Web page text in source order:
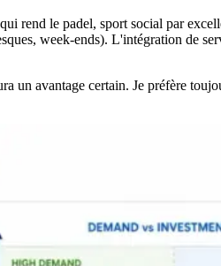
rend le padel, sport social par
week-ends). L'intégration de
un avantage certain. Je préfère